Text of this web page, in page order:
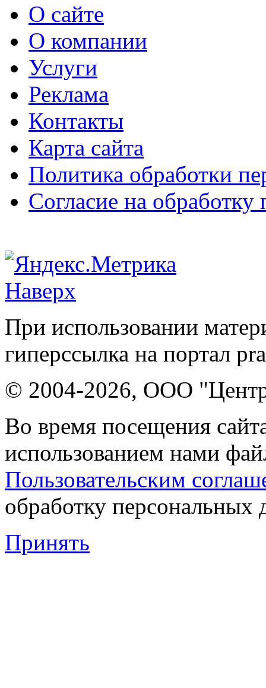
О сайте
О компании
Услуги
Реклама
Контакты
Карта сайта
Политика обработки
Согласие на
Наверх
При использовании
гиперссылка на портал
© 2004-2026, ООО "Центр
Во время посещения
использованием нами
Пользовательским
обработку персональных
Принять